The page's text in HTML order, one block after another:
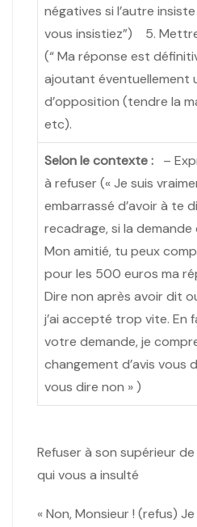
négatives si l’autre
vous insistiez”) 5.
(“ Ma réponse est
ajoutant éventuellement
d’opposition (tendre la
etc).
Selon le contexte : –
à refuser (« Je suis
embarrassé d’avoir à te
recadrage, si la
Mon amitié, tu peux
pour les 500 euros ma
Dire non après avoir dit
j’ai accepté trop vite. En
votre demande, je
changement d’avis vous
vous dire non » )
Refuser à son supérieur
qui vous a insulté
« Non, Monsieur ! (refus)